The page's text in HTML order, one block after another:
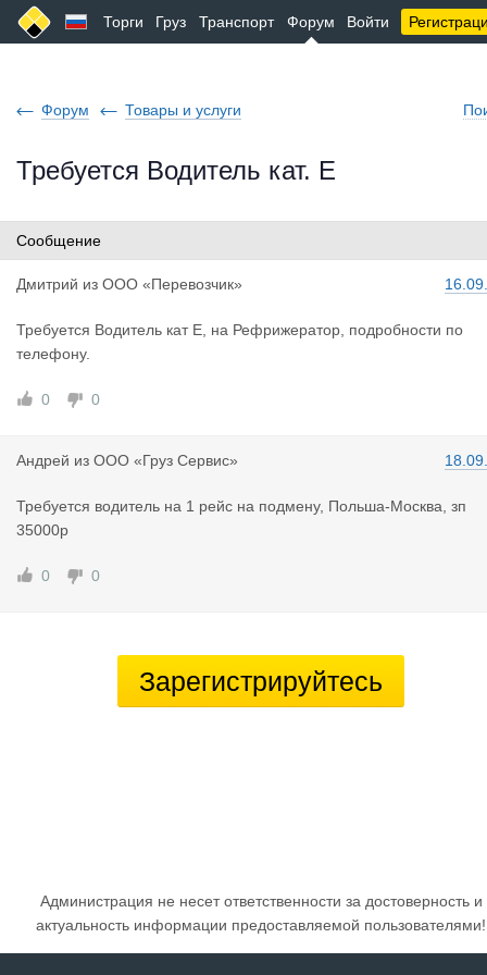
Торги Груз Транспорт Форум Войти
Форум Товары и услуги
Требуется Водитель кат. Е
Сообщение
Дмитрий из ООО «Перевозчик»
Требуется Водитель кат Е, на Рефрижератор, подробности по
телефону.
0 0
Андрей из ООО «Груз Сервис»
Требуется водитель на 1 рейс на подмену, Польша-Москва, зп
35000р
0 0
Зарегистрируйтесь
Администрация не несет ответственности за достоверность и
актуальность информации предоставляемой пользователями!